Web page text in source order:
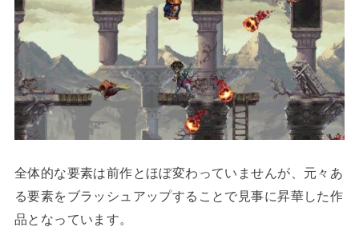
全体的な要素は前作とほぼ変わっていませんが、元々あ
る要素をブラッシュアップすることで見事に昇華した作
品となっています。